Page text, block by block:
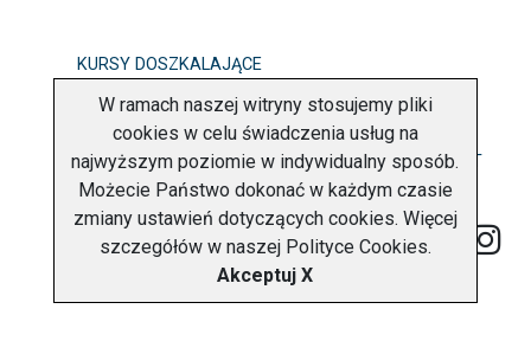
KURSY DOSZKALAJĄCE
OBOWIĄZEK INFORMACYJNY
POLITYKA PRYWATNOŚCI O FIRMIE KONTAKT
Copyright © 2026 Charter Navigator
W ramach naszej witryny stosujemy pliki
cookies w celu świadczenia usług na
najwyższym poziomie w indywidualny sposób.
Możecie Państwo dokonać w każdym czasie
zmiany ustawień dotyczących cookies. Więcej
szczegółów w naszej Polityce Cookies.
Akceptuj X